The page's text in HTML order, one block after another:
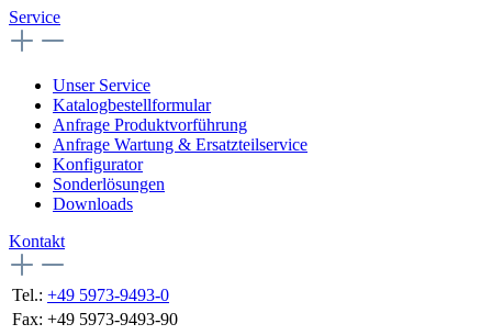
Service
Unser Service
Katalogbestellformular
Anfrage Produktvorführung
Anfrage Wartung & Ersatzteilservice
Konfigurator
Sonderlösungen
Downloads
Kontakt
Tel.: +49 5973-9493-0
Fax: +49 5973-9493-90